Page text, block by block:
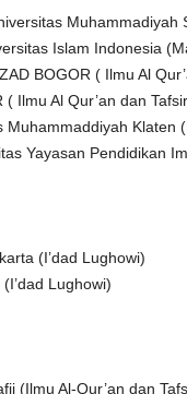
Muhammadiyah
Islam Indonesia
BOGOR ( Ilmu Al
Ilmu Al Qur’an dan
Muhammaddiyah Klaten
Yayasan Pendidikan
(I’dad Lughowi)
Lughowi)
(Ilmu Al-Qur’an dan